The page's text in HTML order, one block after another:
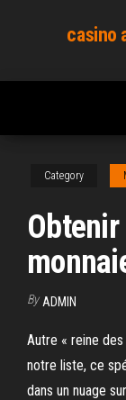
content
casino
Category
By ADMIN
Autre « reine
notre liste, ce
dans un nuage